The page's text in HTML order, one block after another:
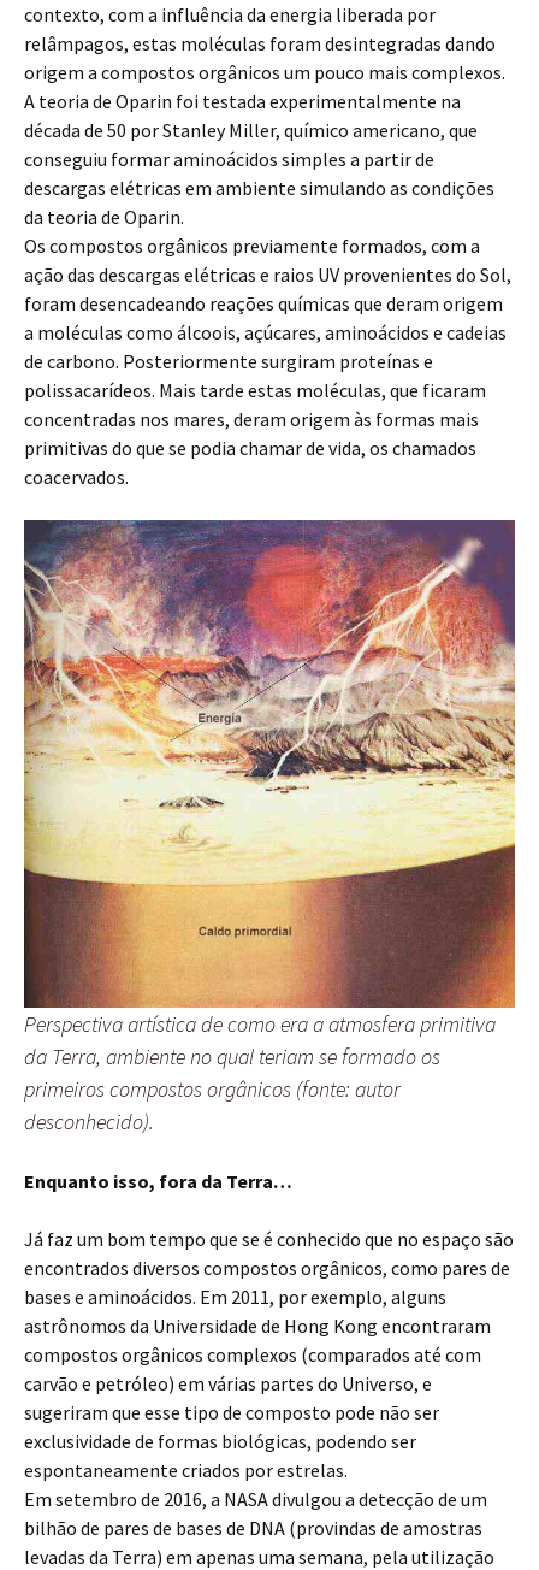
contexto, com a influência da energia liberada por
relâmpagos, estas moléculas foram desintegradas dando
origem a compostos orgânicos um pouco mais complexos.
A teoria de Oparin foi testada experimentalmente na
década de 50 por Stanley Miller, químico americano, que
conseguiu formar aminoácidos simples a partir de
descargas elétricas em ambiente simulando as condições
da teoria de Oparin.
Os compostos orgânicos previamente formados, com a
ação das descargas elétricas e raios UV provenientes do Sol,
foram desencadeando reações químicas que deram origem
a moléculas como álcoois, açúcares, aminoácidos e cadeias
de carbono. Posteriormente surgiram proteínas e
polissacarídeos. Mais tarde estas moléculas, que ficaram
concentradas nos mares, deram origem às formas mais
primitivas do que se podia chamar de vida, os chamados
coacervados.
Perspectiva artística de como era a atmosfera primitiva
da Terra, ambiente no qual teriam se formado os
primeiros compostos orgânicos (fonte: autor
desconhecido).
Enquanto isso, fora da Terra…
Já faz um bom tempo que se é conhecido que no espaço são
encontrados diversos compostos orgânicos, como pares de
bases e aminoácidos. Em 2011, por exemplo, alguns
astrônomos da Universidade de Hong Kong encontraram
compostos orgânicos complexos (comparados até com
carvão e petróleo) em várias partes do Universo, e
sugeriram que esse tipo de composto pode não ser
exclusividade de formas biológicas, podendo ser
espontaneamente criados por estrelas.
Em setembro de 2016, a NASA divulgou a detecção de um
bilhão de pares de bases de DNA (provindas de amostras
levadas da Terra) em apenas uma semana, pela utilização